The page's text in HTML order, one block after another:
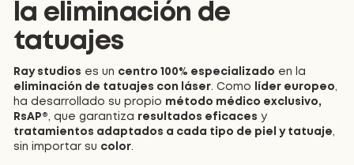
la eliminación de
tatuajes
Ray studios es un centro 100% especializado en la
eliminación de tatuajes con láser. Como líder europeo,
ha desarrollado su propio método médico exclusivo,
RsAP®, que garantiza resultados eficaces y
tratamientos adaptados a cada tipo de piel y tatuaje,
sin importar su color.